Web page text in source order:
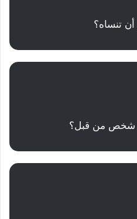
تنساه؟
شخص من قبل؟